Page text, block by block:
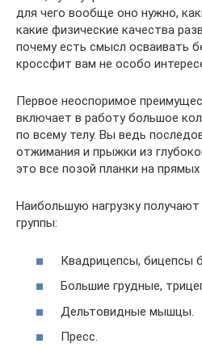
для чего вообще оно нужно,
какие физические качества
почему есть смысл осваивать
кроссфит вам не особо
Первое неоспоримое
включает в работу большое
по всему телу. Вы ведь
отжимания и прыжки из
это все позой планки на прямых
Наибольшую нагрузку
группы:
Квадрицепсы, бицепсы
Большие грудные,
Дельтовидные мышцы.
Пресс.